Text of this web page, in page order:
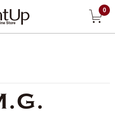
0
すべて見る アウター